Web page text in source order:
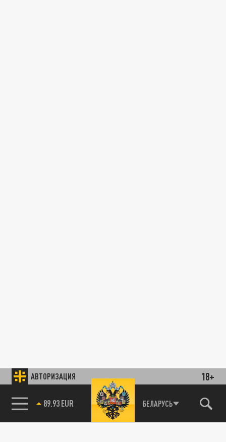
АВТОРИЗАЦИЯ 18+
85.64 BRENT БЕЛАРУСЬ
ОБЩЕСТВО